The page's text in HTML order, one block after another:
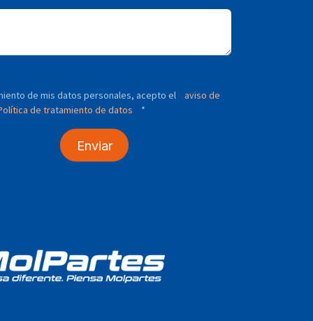
de mis datos personales, acepto el
aviso de
de tratamiento de datos *
Enviar